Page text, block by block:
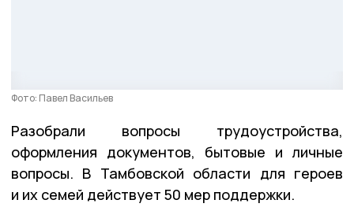
Фото: Павел Васильев
Разобрали вопросы трудоустройства,
оформления документов, бытовые и личные
вопросы. В Тамбовской области для героев
и их семей действует 50 мер поддержки.